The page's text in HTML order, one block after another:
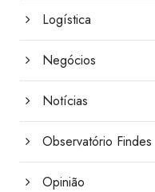
Logística
Negócios
Notícias
Observatório Findes
Opinião